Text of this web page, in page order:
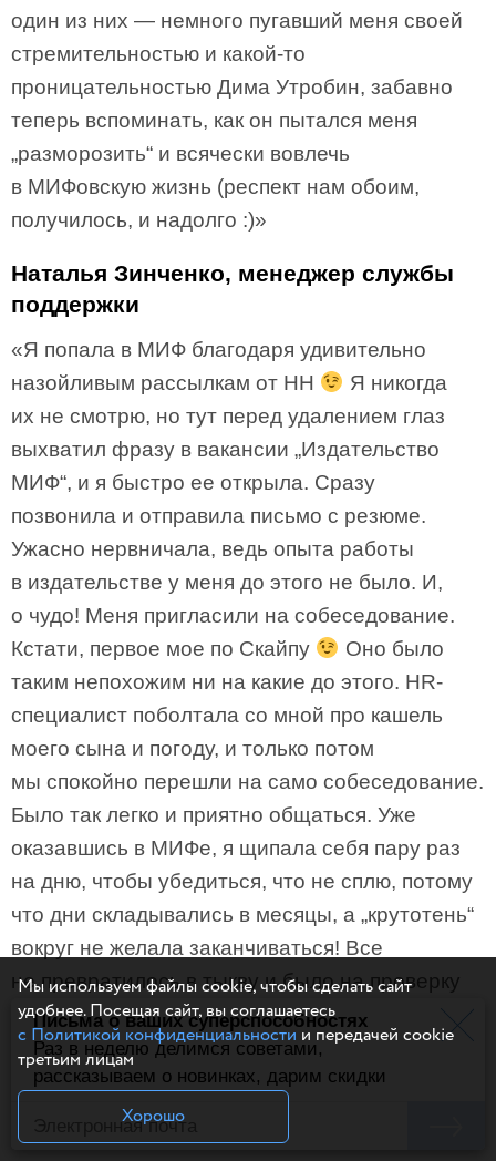
один из них — немного пугавший меня своей
стремительностью и какой-то
проницательностью Дима Утробин, забавно
теперь вспоминать, как он пытался меня
„разморозить“ и всячески вовлечь
в МИФовскую жизнь (респект нам обоим,
получилось, и надолго :)»
Наталья Зинченко, менеджер службы
поддержки
«Я попала в МИФ благодаря удивительно
назойливым рассылкам от HH
Я никогда
их не смотрю, но тут перед удалением глаз
выхватил фразу в вакансии „Издательство
МИФ“, и я быстро ее открыла. Сразу
позвонила и отправила письмо с резюме.
Ужасно нервничала, ведь опыта работы
в издательстве у меня до этого не было. И,
о чудо! Меня пригласили на собеседование.
Кстати, первое мое по Скайпу
Оно было
таким непохожим ни на какие до этого. HR-
специалист поболтала со мной про кашель
моего сына и погоду, и только потом
мы спокойно перешли на само собеседование.
Было так легко и приятно общаться. Уже
оказавшись в МИФе, я щипала себя пару раз
на дню, чтобы убедиться, что не сплю, потому
что дни складывались в месяцы, а „крутотень“
вокруг не желала заканчиваться! Все
не превратилось в тыкву и было на проверку
даже лучше, чем казалось извне».
Лариса Парфентьева, колумнист
и автор книг«100 способов изменить
Письма о ваших суперспособностях
Раз в неделю делимся советами,
рассказываем о новинках, дарим скидки
Мы используем файлы cookie, чтобы сделать сайт
удобнее. Посещая сайт, вы соглашаетесь
с Политикой конфиденциальностии передачей cookie
третьим лицам
Хорошо